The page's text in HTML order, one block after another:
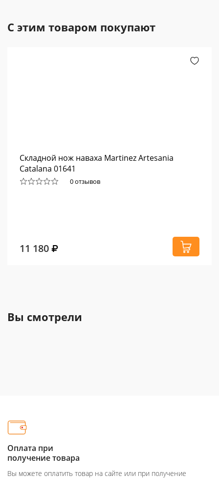
С этим товаром покупают
Складной нож наваха Martinez Artesania
Catalana 01641
0 отзывов
11 180
Вы смотрели
Оплата при
получение товара
Вы можете оплатить товар на сайте или при получение